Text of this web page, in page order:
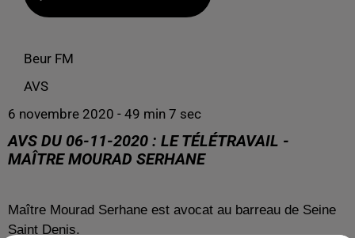
Beur FM
AVS
6 novembre 2020 - 49 min 7 sec
AVS DU 06-11-2020 : LE TÉLÉTRAVAIL -
MAÎTRE MOURAD SERHANE
Maître Mourad Serhane est avocat au barreau de Seine
Saint Denis.